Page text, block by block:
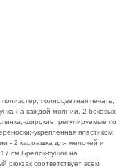
полноцветная печать,
на каждой молнии, 2 боковых
широкие, регулируемые по
укрепленная пластиком
- 2 кармашка для мелочей и
см.Брелок-пушок на
рюкзак соответствует всем